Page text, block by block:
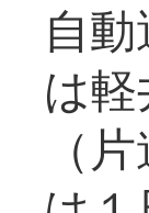
自
は
（